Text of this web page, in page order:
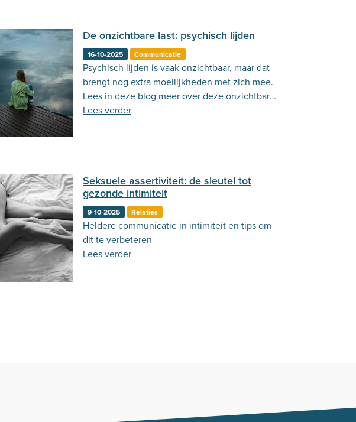
De onzichtbare last: psychisch lijden
16-10-2025 Communicatie
Psychisch lijden is vaak onzichtbaar, maar dat
brengt nog extra moeilijkheden met zich mee.
Lees in deze blog meer over deze onzichtbare
last.
Lees verder
Seksuele assertiviteit: de sleutel tot
gezonde intimiteit
9-10-2025 Relaties
Heldere communicatie in intimiteit en tips om
dit te verbeteren
Lees verder